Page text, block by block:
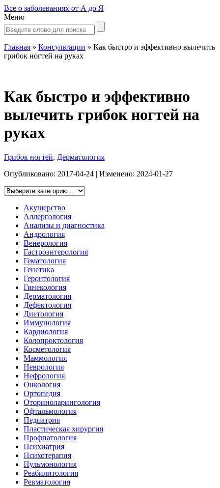
Все о заболеваниях от А до Я
Меню
Главная » Консультации » Как быстро и эффективно вылечить
грибок ногтей на руках
Как быстро и эффективно
вылечить грибок ногтей на
руках
Грибок ногтей, Дерматология
Опубликовано: 2017-04-24 | Изменено: 2024-01-27
Акушерство
Аллергология
Анализы и диагностика
Андрология
Венерология
Гастроэнтерология
Гематология
Генетика
Геронтология
Гинекология
Дерматология
Дефектология
Диетология
Иммунология
Кардиология
Колопроктология
Косметология
Маммология
Неврология
Нефрология
Онкология
Ортопедия
Оториноларингология
Офтальмология
Педиатрия
Пластическая хирургия
Профпатология
Психиатрия
Психотерапия
Пульмонология
Реабилитология
Ревматология